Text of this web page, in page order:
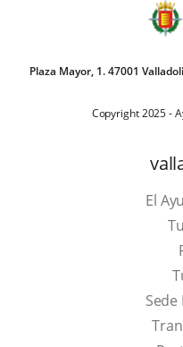
Plaza Mayor, 1. 47001
Copyright 2025 -
El